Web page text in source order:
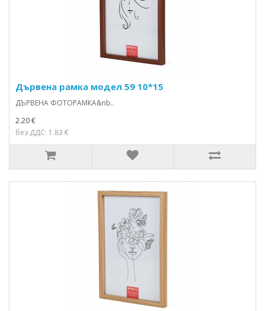
Дървена рамка модел 59 10*15
ДЪРВЕНА ФОТОРАМКА&nb..
2.20 €
без ДДС: 1.83 €